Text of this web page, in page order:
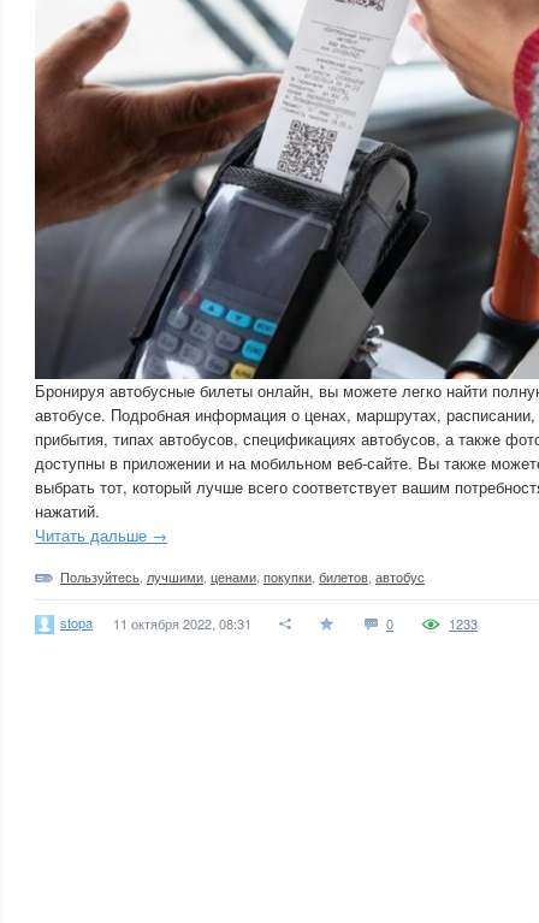
Бронируя автобусные билеты онлайн, вы можете легко найти
автобусе. Подробная информация о ценах, маршрутах, расписании,
прибытия, типах автобусов, спецификациях автобусов, а также
доступны в приложении и на мобильном веб-сайте. Вы также
выбрать тот, который лучше всего соответствует вашим
нажатий.
Читать дальше →
Пользуйтесь лучшими ценами покупки билетов автобус
stopa 11 октября 2022, 08:31 0 1233